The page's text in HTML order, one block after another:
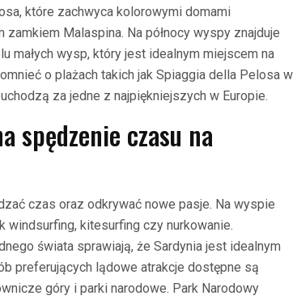
które zachwyca kolorowymi domami
Malaspina. Na północy wyspy znajduje
małych wysp, który jest idealnym miejscem na
o plażach takich jak Spiaggia della Pelosa w
za jedne z najpiękniejszych w Europie.
spędzenie czasu na
czas oraz odkrywać nowe pasje. Na wyspie
windsurfing, kitesurfing czy nurkowanie.
świata sprawiają, że Sardynia jest idealnym
preferujących lądowe atrakcje dostępne są
góry i parki narodowe. Park Narodowy